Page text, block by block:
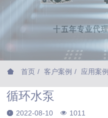
首页 客户案例 应用案例
循环水泵
2022-08-10 1011